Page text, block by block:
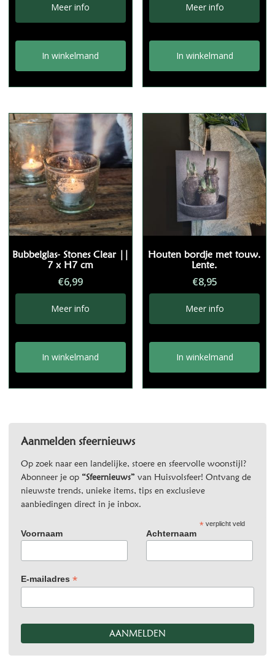
Meer info
In winkelmand
Meer info
In winkelmand
Bubbelglas- Stones Clear ||
7 x H7 cm
€6,99
Meer info
In winkelmand
Houten bordje met touw.
Lente.
€8,95
Meer info
In winkelmand
Aanmelden sfeernieuws
Op zoek naar een landelijke, stoere en sfeervolle woonstijl?
Abonneer je op “Sfeernieuws” van Huisvolsfeer! Ontvang de
nieuwste trends, unieke items, tips en exclusieve
aanbiedingen direct in je inbox.
*verplicht veld
Voornaam Achternaam
E-mailadres *